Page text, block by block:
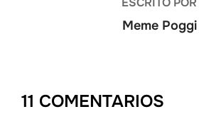
Meme Poggi
11 COMENTARIOS